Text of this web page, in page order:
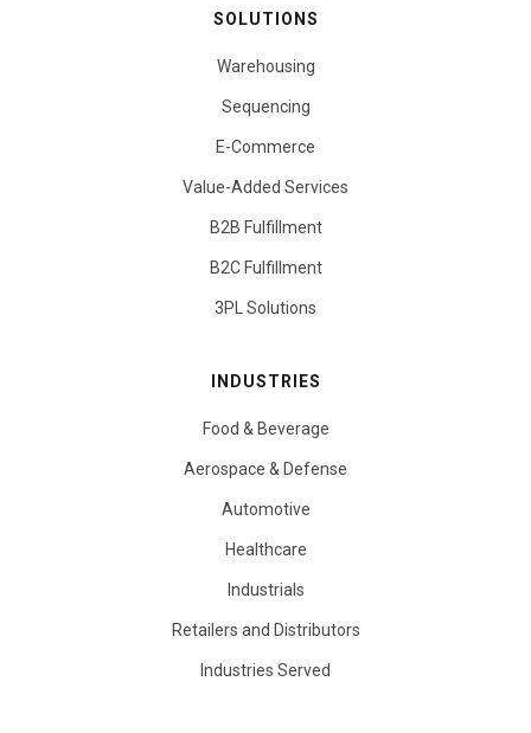
SOLUTIONS
Warehousing
Sequencing
E-Commerce
Value-Added Services
B2B Fulfillment
B2C Fulfillment
3PL Solutions
INDUSTRIES
Food & Beverage
Aerospace & Defense
Automotive
Healthcare
Industrials
Retailers and Distributors
Industries Served